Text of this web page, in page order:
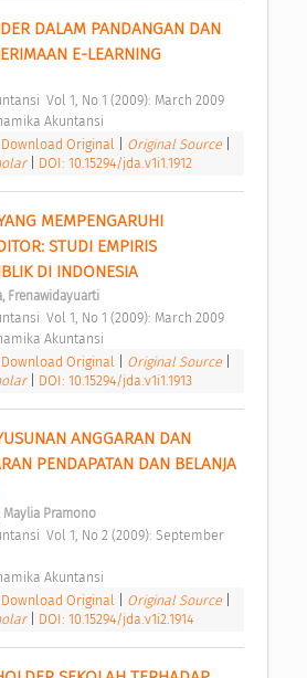
DALAM PANDANGAN DAN
E-LEARNING
Vol 1, No 1 (2009): March 2009
Akuntansi
Download Original Original Source
DOI: 10.15294/jda.v1i1.1912
MEMPENGARUHI
STUDI EMPIRIS
DI INDONESIA
Frenawidayuarti
Vol 1, No 1 (2009): March 2009
Akuntansi
Download Original Original Source
DOI: 10.15294/jda.v1i1.1913
ANGGARAN DAN
PENDAPATAN DAN BELANJA
Maylia Pramono
Akuntansi
Download Original Original Source
DOI: 10.15294/jda.v1i2.1914